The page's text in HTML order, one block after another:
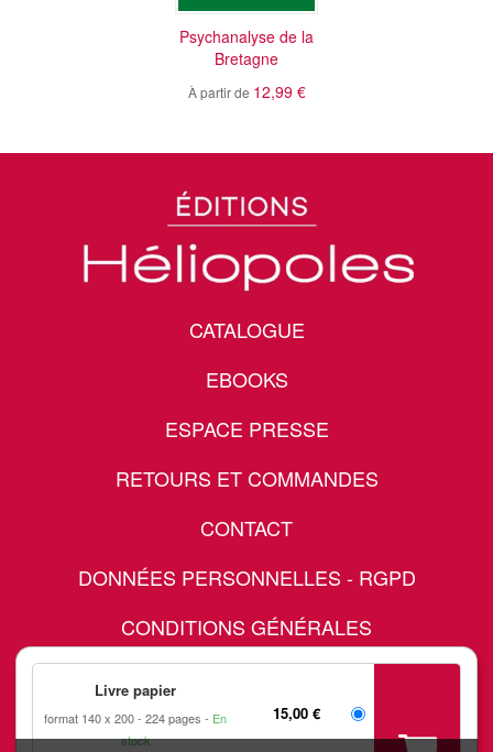
Livre papier
format 140 x 200 224 pages
En
stock
15,00 €
Psychanalyse de la
Bretagne
À partir de 12,99 €
CATALOGUE
EBOOKS
ESPACE PRESSE
RETOURS ET COMMANDES
CONTACT
DONNÉES PERSONNELLES - RGPD
CONDITIONS GÉNÉRALES